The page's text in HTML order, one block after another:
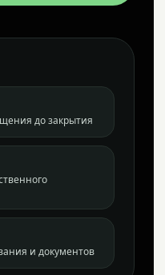
до закрытия
и документов